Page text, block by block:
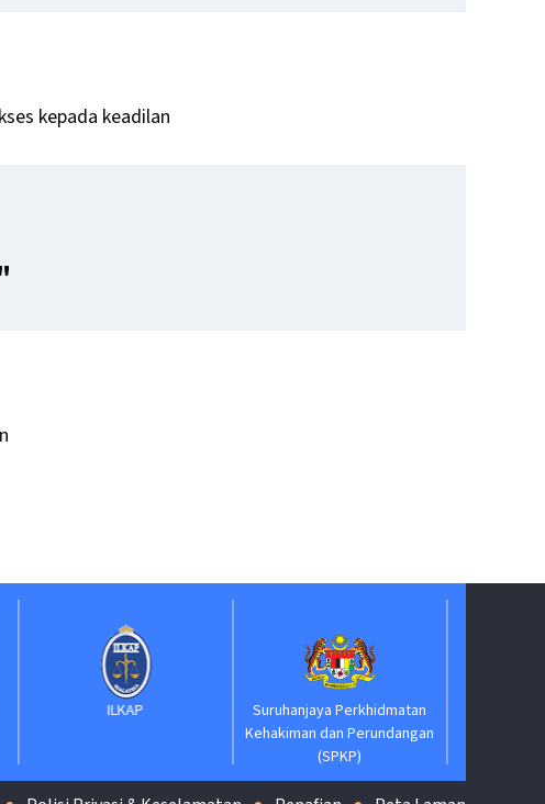
kepada keadilan
Suruhanjaya Perkhidmatan
Kehakiman dan Perundangan